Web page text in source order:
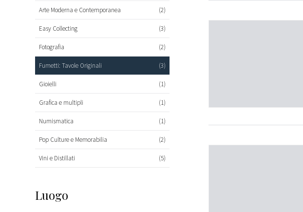
Arte Moderna e Contemporanea (2)
Easy Collecting (3)
Fotografia (2)
Fumetti: Tavole Originali (3)
Gioielli (1)
Grafica e multipli (1)
Numismatica (1)
Pop Culture e Memorabilia (2)
Vini e Distillati (5)
Luogo